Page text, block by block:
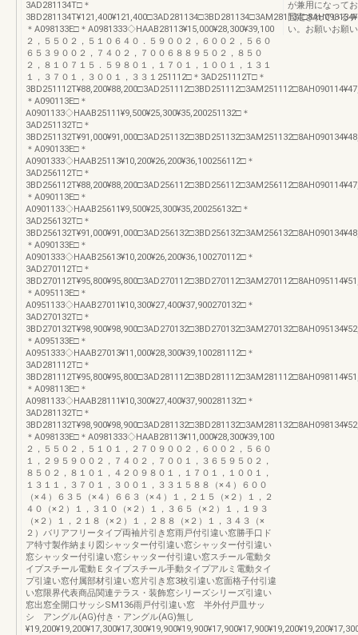
3AD281134T□＊
＊A098133E□＊A0981333◇HAAB28113¥15,000¥28,300¥39,100
２，５５０２，５１０６４０．５９００２，６００２，５６０
６５３９００２，７４０２，７００６８８９５０２，８５０
２，８１０７１５．５９８０１，１７０１，１００１，１３１
１，３７０１，３００１，３３１251112□＊3AD251112T□＊
＊A090113E□＊
A0901133◇HAAB25111¥9,500¥25,300¥35,200251132□＊
3AD251132T□＊
＊A090133E□＊
A0901333◇HAAB25113¥10,200¥26,200¥36,100256112□＊
3AD256112T□＊
＊A090113E□＊
A0901133◇HAAB25611¥9,500¥25,300¥35,200256132□＊
3AD256132T□＊
＊A090133E□＊
A0901333◇HAAB25613¥10,200¥26,200¥36,100270112□＊
3AD270112T□＊
＊A095113E□＊
A0951133◇HAAB27011¥10,300¥27,400¥37,900270132□＊
3AD270132T□＊
＊A095133E□＊
A0951333◇HAAB27013¥11,000¥28,300¥39,100281112□＊
3AD281112T□＊
＊A098113E□＊
A0981133◇HAAB28111¥10,300¥27,400¥37,900281132□＊
3AD281132T□＊
＊A098133E□＊A0981333◇HAAB28113¥11,000¥28,300¥39,100
２，５５０２，５１０１，２７０９００２，６００２，５６０
１，２９５９００２，７４０２，７００１，３６５９５０２，
８５０２，８１０１，４２０９８０１，１７０１，１００１，
１３１１，３７０１，３００１，３３１５８８（×４）６００
（×４）６３５（×４）６６３（×４）１，２１５（×２）１，２
４０（×２）１，３１０（×２）１，３６５（×２）１，１９３
（×２）１，２１８（×２）１，２８８（×２）１，３４３（×
２）バリアフリータイプ両袖片引き窓雨戸付引違い窓勝手口ド
ア特寸製作納まり図シャッター付引違い窓シャッター付引違い
窓シャッター付引違い窓シャッター付引違い窓スチール電動タ
イプスチール電動Ｅタイプスチール手動タイプアルミ電動タイ
プ引違い窓付属部材引違い窓片引き窓3枚引違い窓面格子付引違
い窓限界代表商品関連テラス・装飾窓シリーズシリーズ引違い
窓出窓全開口サッシSM136雨戸付引違い窓 半外付戸皿サッ
シ アングル(AG)付き・アングル(AG)無し
が兼用になって
固定されている
い。お願いお願